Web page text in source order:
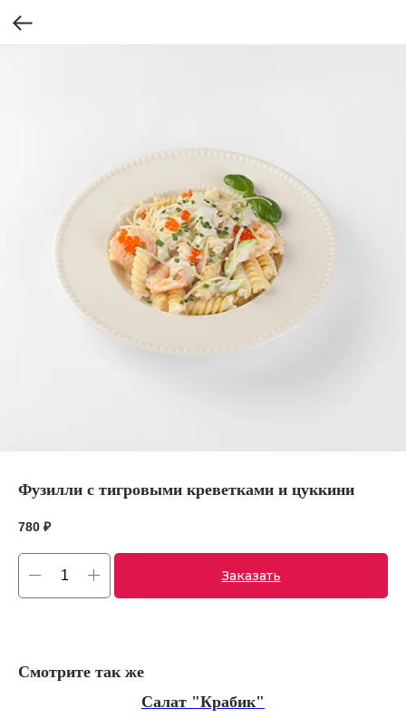
Фузилли с тигровыми креветками и цуккини
780 ₽
Заказать
Смотрите так же
Салат "Крабик"